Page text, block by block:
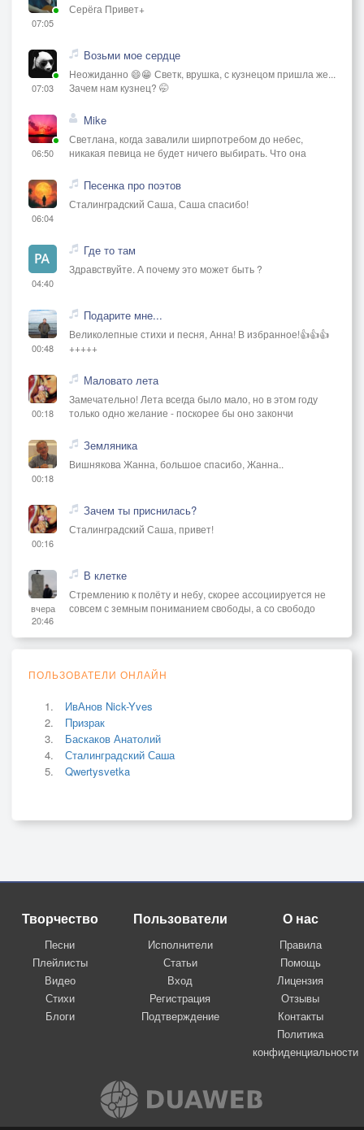
07:05
Серёга Привет+
07:03
Возьми мое сердце
Неожиданно 😄😁 Светк, врушка, с кузнецом пришла же...
Зачем нам кузнец? 🤭
06:50
Mike
Светлана, когда завалили ширпотребом до небес,
никакая певица не будет ничего выбирать. Что она
06:04
Песенка про поэтов
Сталинградский Саша, Саша спасибо!
04:40
Где то там
Здравствуйте. А почему это может быть ?
00:48
Подарите мне...
Великолепные стихи и песня, Анна! В избранное!👍👍👍
+++++
00:18
Маловато лета
Замечательно! Лета всегда было мало, но в этом году
только одно желание - поскорее бы оно закончи
00:18
Земляника
Вишнякова Жанна, большое спасибо, Жанна..
00:16
Зачем ты приснилась?
Сталинградский Саша, привет!
вчера
20:46
В клетке
Стремлению к полёту и небу, скорее ассоциируется не
совсем с земным пониманием свободы, а со свободо
ПОЛЬЗОВАТЕЛИ ОНЛАЙН
ИвАнов Nick-Yves
Призрак
Баскаков Анатолий
Сталинградский Саша
Qwertysvetka
Творчество
Песни
Плейлисты
Видео
Стихи
Блоги
Пользователи
Исполнители
Статьи
Вход
Регистрация
Подтверждение
О нас
Правила
Помощь
Лицензия
Отзывы
Контакты
Политика
конфиденциальности